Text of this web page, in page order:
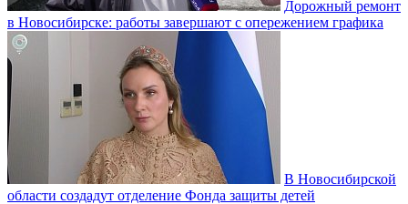
Дорожный ремонт
в Новосибирске: работы завершают с опережением графика
В Новосибирской
области создадут отделение Фонда защиты детей